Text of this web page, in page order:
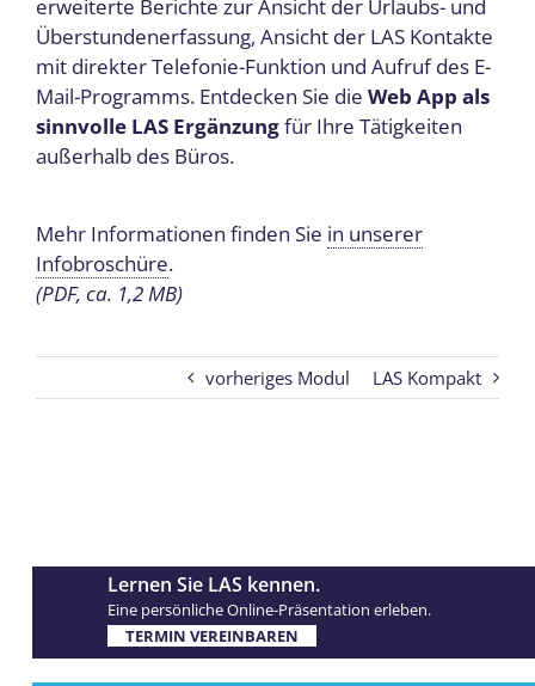
erweiterte Berichte zur Ansicht der Urlaubs- und
Überstundenerfassung, Ansicht der LAS Kontakte
mit direkter Telefonie-Funktion und Aufruf des E-
Mail-Programms. Entdecken Sie die Web App als
sinnvolle LAS Ergänzungfür Ihre Tätigkeiten
außerhalb des Büros.
Mehr Informationen finden Sie in unserer
Infobroschüre.
(PDF, ca. 1,2 MB)
vorheriges Modul LAS Kompakt
Lernen Sie LAS kennen.
Eine persönliche Online-Präsentation erleben.
TERMIN VEREINBAREN